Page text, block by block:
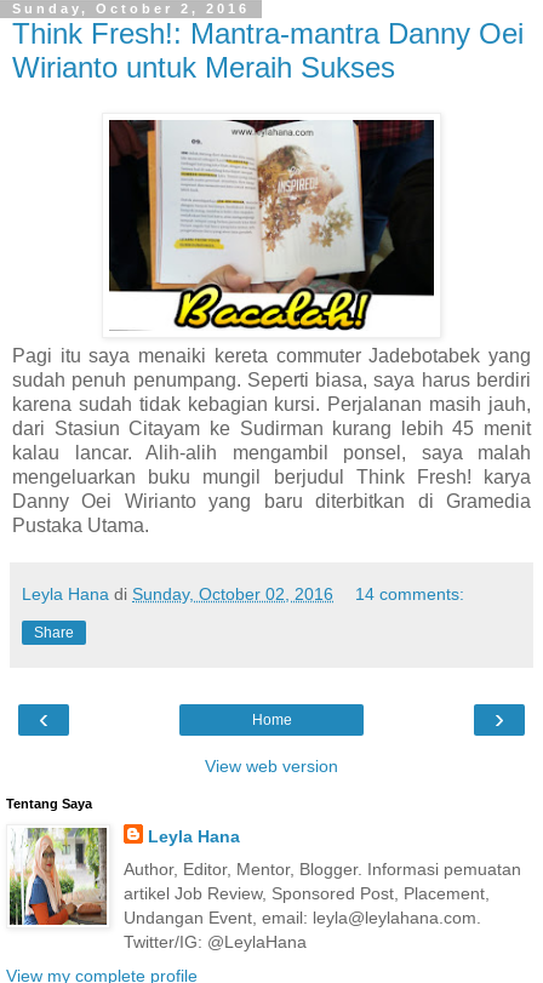
Sunday, October 2, 2016
Think Fresh!: Mantra-mantra Danny Oei
Wirianto untuk Meraih Sukses
Pagi itu saya menaiki kereta commuter Jadebotabek yang
sudah penuh penumpang. Seperti biasa, saya harus berdiri
karena sudah tidak kebagian kursi. Perjalanan masih jauh,
dari Stasiun Citayam ke Sudirman kurang lebih 45 menit
kalau lancar. Alih-alih mengambil ponsel, saya malah
mengeluarkan buku mungil berjudul Think Fresh! karya
Danny Oei Wirianto yang baru diterbitkan di Gramedia
Pustaka Utama.
Leyla Hana di Sunday, October 02, 2016 14 comments:
Share
‹ ›
Home
View web version
Tentang Saya
Leyla Hana
Author, Editor, Mentor, Blogger. Informasi pemuatan
artikel Job Review, Sponsored Post, Placement,
Undangan Event, email: leyla@leylahana.com.
Twitter/IG: @LeylaHana
View my complete profile